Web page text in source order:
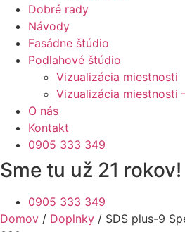
Dobré rady
Návody
Fasádne štúdio
Podlahové štúdio
Vizualizácia miestnosti
Vizualizácia miestnosti
O nás
Kontakt
0905 333 349
Sme tu už 21 rokov!
0905 333 349
Domov / Doplnky / SDS plus-9